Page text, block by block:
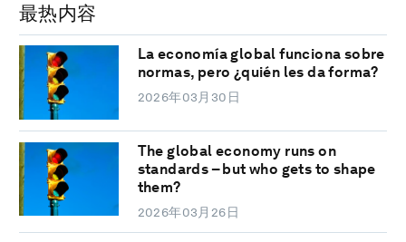
最热内容
La economía global funciona sobre
normas, pero ¿quién les da forma?
2026年03月30日
The global economy runs on
standards – but who gets to shape
them?
2026年03月26日